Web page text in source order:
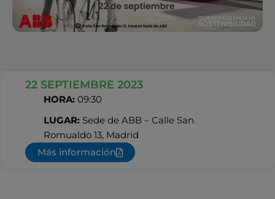
22 SEPTIEMBRE 2023
HORA: 09:30
LUGAR: Sede de ABB – Calle San
Romualdo 13, Madrid
Más información